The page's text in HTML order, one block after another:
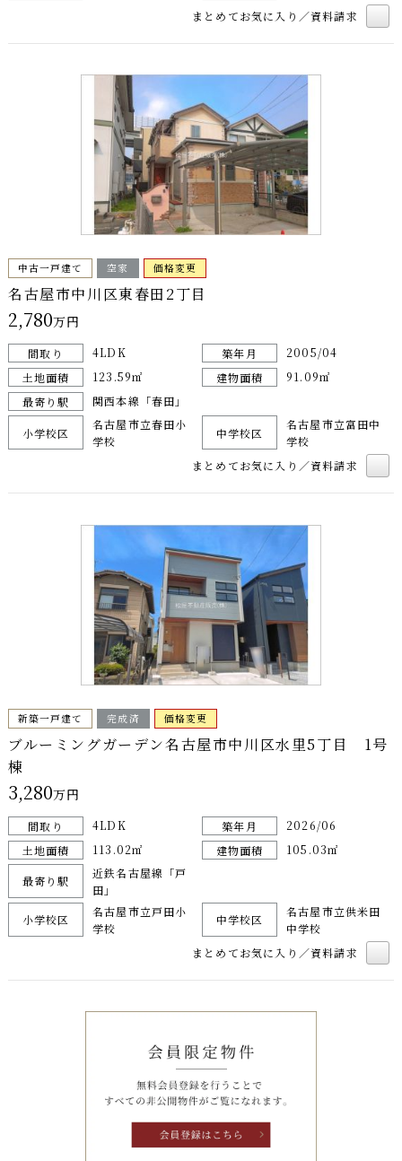
まとめてお気に入り／資料請求
中古一戸建て 空家 価格変更
名古屋市中川区東春田2丁目
2,780万円
間取り 4LDK 築年月
2005/04
土地面積
123.59㎡ 建物面積
91.09㎡
最寄り駅
関西本線「春田」
小学校区
名古屋市立春田小
学校
中学校区
名古屋市立富田中
学校
まとめてお気に入り／資料請求
新築一戸建て 完成済 価格変更
ブルーミングガーデン名古屋市中川区水里5丁目 1号
棟
3,280万円
間取り 4LDK 築年月
2026/06
土地面積
113.02㎡ 建物面積 105.03㎡
最寄り駅
近鉄名古屋線「戸
田」
小学校区
名古屋市立戸田小
学校
中学校区
名古屋市立供米田
中学校
まとめてお気に入り／資料請求